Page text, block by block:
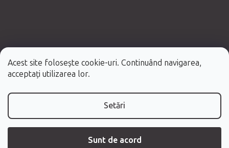
Acest site folosește cookie-uri. Continuând navigarea,
acceptați utilizarea lor.
Setări
Sunt de acord
Creat de Shoptet Premium